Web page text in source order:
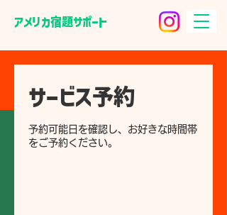
​アメリカ宿題サポート
サービス予約
予約可能日を確認し、お好きな時間帯
をご予約ください。